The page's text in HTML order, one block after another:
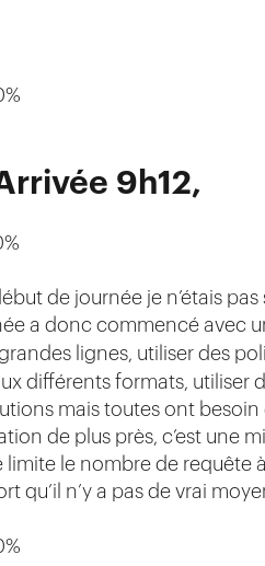
9h12,
de journée je n’étais
a donc commencé avec
lignes, utiliser des
différents formats, utiliser
mais toutes ont
de plus près, c’est une
limite le nombre de requête
qu’il n’y a pas de vrai